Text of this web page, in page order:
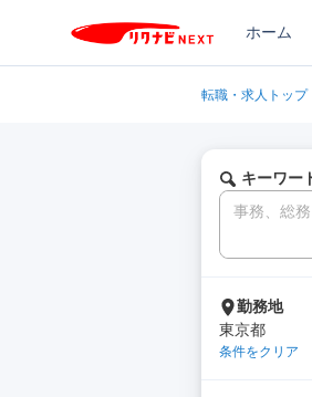
ホーム
転職・求人トップ
キーワー
勤務地
東京都
条件をクリア